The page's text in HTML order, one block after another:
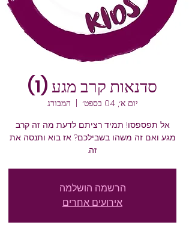
סדנאות קרב מגע (1)
יום א׳, 04 בספט׳
המבורג
אל תפספסו! תמיד רציתם לדעת מה זה קרב
מגע ואם זה משהו בשבילכם? אז בוא ותנסה את
זה.
הרשמה הושלמה
אירועים אחרים